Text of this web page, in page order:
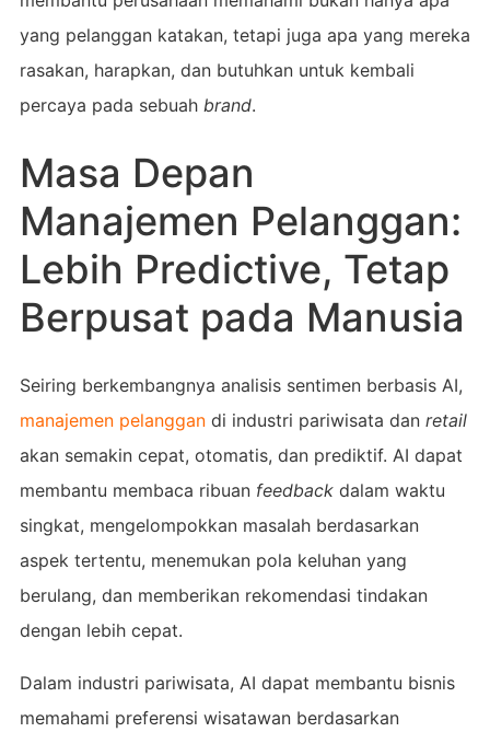
yang pelanggan katakan, tetapi juga apa yang mereka
rasakan, harapkan, dan butuhkan untuk kembali
percaya pada sebuah brand.
Masa Depan
Manajemen Pelanggan:
Lebih Predictive, Tetap
Berpusat pada Manusia
Seiring berkembangnya analisis sentimen berbasis AI,
manajemen pelanggandi industri pariwisata dan retail
akan semakin cepat, otomatis, dan prediktif. AI dapat
membantu membaca ribuan feedbackdalam waktu
singkat, mengelompokkan masalah berdasarkan
aspek tertentu, menemukan pola keluhan yang
berulang, dan memberikan rekomendasi tindakan
dengan lebih cepat.
Dalam industri pariwisata, AI dapat membantu bisnis
memahami preferensi wisatawan berdasarkan